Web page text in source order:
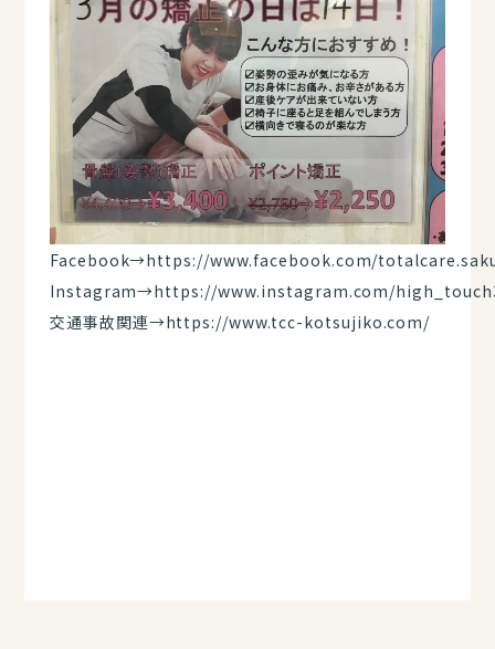
Facebook→https://www.facebook.com/
Instagram→https://www.instagram.com/
交通事故関連→https://www.tcc-kotsujiko.com/